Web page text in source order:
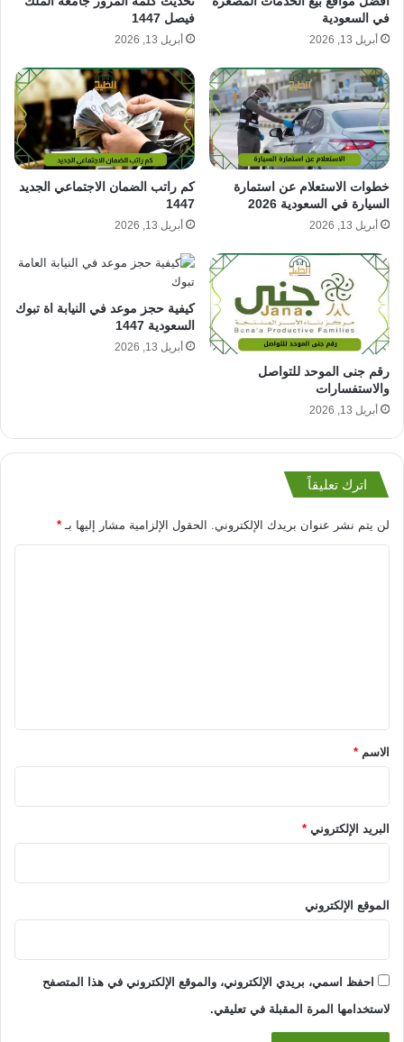
في السعودية
أبريل 13, 2026
فيصل 1447
أبريل 13, 2026
خطوات الاستعلام عن استمارة
السيارة في السعودية 2026
أبريل 13, 2026
كم راتب الضمان الاجتماعي الجديد
1447
أبريل 13, 2026
رقم جنى الموحد للتواصل
والاستفسارات
أبريل 13, 2026
كيفية حجز موعد في النيابة اة تبوك
السعودية 1447
أبريل 13, 2026
اترك تعليقاً
لن يتم نشر عنوان بريدك الإلكتروني. الحقول الإلزامية مشار إليها بـ *
*الاسم *
البريد الإلكتروني *
الموقع الإلكتروني
احفظ اسمي، بريدي الإلكتروني، والموقع الإلكتروني في هذا المتصفح
لاستخدامها المرة المقبلة في تعليقي.